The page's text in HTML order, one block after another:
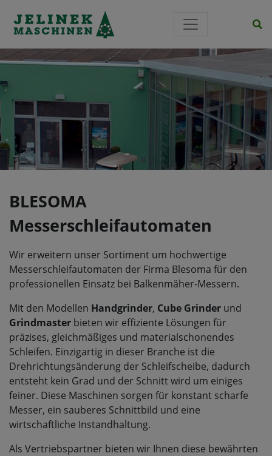
BLESOMA
Messerschleifautomaten
Wir erweitern unser Sortiment um hochwertige
Messerschleifautomaten der Firma Blesoma für den
professionellen Einsatz bei Balkenmäher-Messern.
Mit den Modellen Handgrinder, Cube Grinder und
Grindmaster bieten wir effiziente Lösungen für
präzises, gleichmäßiges und materialschonendes
Schleifen. Einzigartig in dieser Branche ist die
Drehrichtungsänderung der Schleifscheibe, dadurch
entsteht kein Grad und der Schnitt wird um einiges
feiner. Diese Maschinen sorgen für konstant scharfe
Messer, ein sauberes Schnittbild und eine
wirtschaftliche Instandhaltung.
Als Vertriebspartner bieten wir Ihnen diese bewährten